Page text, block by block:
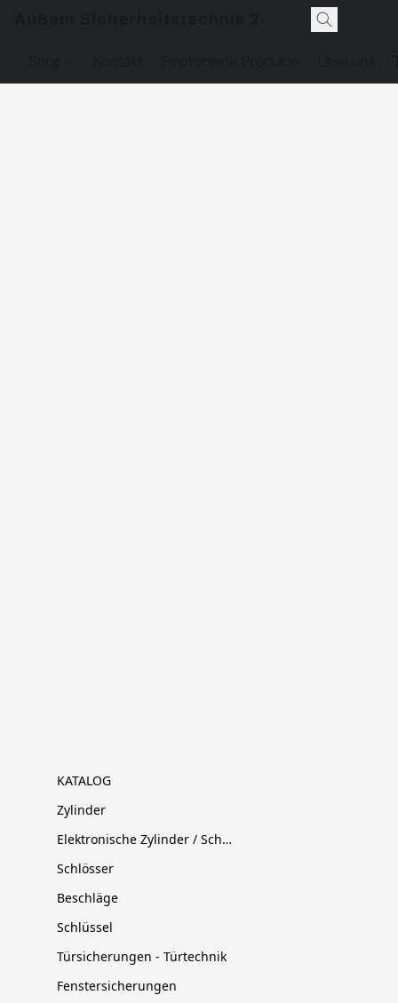
KATALOG
Zylinder
Elektronische Zylinder / Schließsysteme
Schlösser
Beschläge
Schlüssel
Türsicherungen - Türtechnik
Fenstersicherungen